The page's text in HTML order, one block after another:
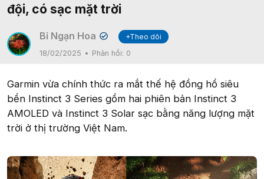
đội, có sạc mặt trời
Bỉ Ngạn Hoa ✔
+Theo dõi
18/02/2025
Phản hồi: 0
Garmin vừa chính thức ra mắt thế hệ đồng hồ siêu
bền Instinct 3 Series gồm hai phiên bản Instinct 3
AMOLED và Instinct 3 Solar sạc bằng năng lượng mặt
trời ở thị trường Việt Nam.